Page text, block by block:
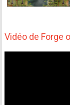
Vidéo de Forge